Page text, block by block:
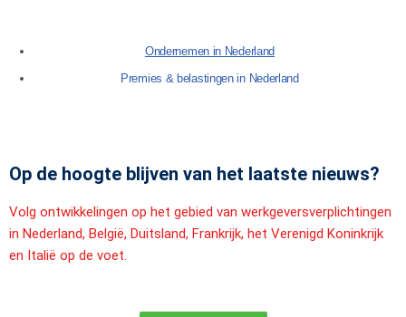
Ondernemen in Nederland
Premies & belastingen in Nederland
Op de hoogte blijven van het laatste nieuws?
Volg ontwikkelingen op het gebied van werkgeversverplichtingen
in Nederland, België, Duitsland, Frankrijk, het Verenigd Koninkrijk
en Italië op de voet.